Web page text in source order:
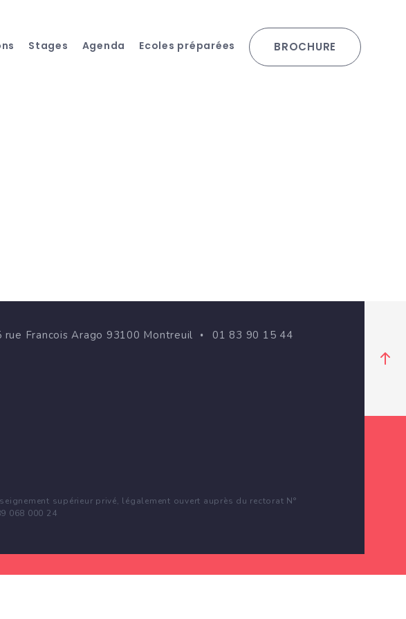
Stages Agenda Ecoles préparées BROCHURE
rue Francois Arago 93100 Montreuil 01 83 90 15 44
supérieur privé, légalement ouvert auprès du rectorat N°
068 000 24